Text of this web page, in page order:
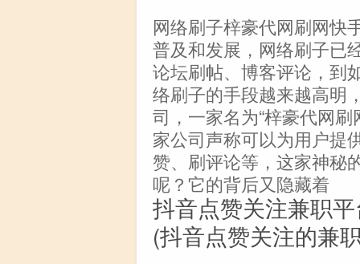
网络刷子梓豪代网刷网快
普及和发展，网络刷子已
论坛刷帖、博客评论，到
络刷子的手段越来越高明
司，一家名为“梓豪代网
家公司声称可以为用户提
赞、刷评论等，这家神秘
呢？它的背后又隐藏着
抖音点赞关注兼职
(抖音点赞关注的兼